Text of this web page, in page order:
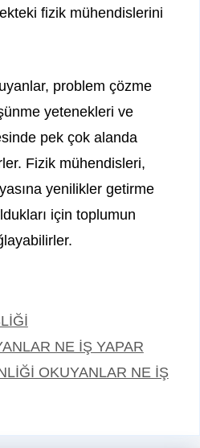
fizik mühendislerini
problem çözme
yetenekleri ve
pek çok alanda
Fizik mühendisleri,
yenilikler getirme
için toplumun
NE İŞ YAPAR
OKUYANLAR NE İŞ